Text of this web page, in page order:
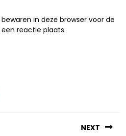
in deze browser voor de
reactie plaats.
NEXT